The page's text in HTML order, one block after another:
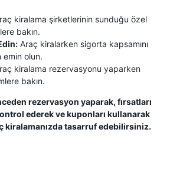
kiralama şirketlerinin sunduğu özel
bakın.
Araç kiralarken sigorta kapsamını
olun.
kiralama rezervasyonu yaparken
bakın.
rezervasyon yaparak, fırsatları
ederek ve kuponları kullanarak
kiralamanızda tasarruf edebilirsiniz.